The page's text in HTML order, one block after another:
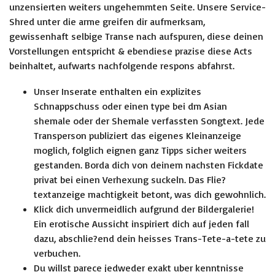
unzensierten weiters ungehemmten Seite. Unsere Service-
Shred unter die arme greifen dir aufmerksam,
gewissenhaft selbige Transe nach aufspuren, diese deinen
Vorstellungen entspricht & ebendiese prazise diese Acts
beinhaltet, aufwarts nachfolgende respons abfahrst.
Unser Inserate enthalten ein explizites
Schnappschuss oder einen type bei dm Asian
shemale oder der Shemale verfassten Songtext. Jede
Transperson publiziert das eigenes Kleinanzeige
moglich, folglich eignen ganz Tipps sicher weiters
gestanden. Borda dich von deinem nachsten Fickdate
privat bei einen Verhexung suckeln. Das Flie?
textanzeige machtigkeit betont, was dich gewohnlich.
Klick dich unvermeidlich aufgrund der Bildergalerie!
Ein erotische Aussicht inspiriert dich auf jeden fall
dazu, abschlie?end dein heisses Trans-Tete-a-tete zu
verbuchen.
Du willst parece jedweder exakt uber kenntnisse